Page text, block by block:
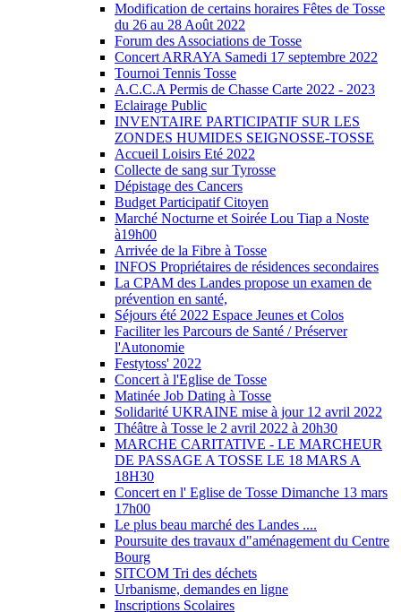
Modification de certains horaires Fêtes de Tosse
du 26 au 28 Août 2022
Forum des Associations de Tosse
Concert ARRAYA Samedi 17 septembre 2022
Tournoi Tennis Tosse
A.C.C.A Permis de Chasse Carte 2022 - 2023
Eclairage Public
INVENTAIRE PARTICIPATIF SUR LES
ZONDES HUMIDES SEIGNOSSE-TOSSE
Accueil Loisirs Eté 2022
Collecte de sang sur Tyrosse
Dépistage des Cancers
Budget Participatif Citoyen
Marché Nocturne et Soirée Lou Tiap a Noste
à19h00
Arrivée de la Fibre à Tosse
INFOS Propriétaires de résidences secondaires
La CPAM des Landes propose un examen de
prévention en santé,
Séjours été 2022 Espace Jeunes et Colos
Faciliter les Parcours de Santé / Préserver
l'Autonomie
Festytoss' 2022
Concert à l'Eglise de Tosse
Matinée Job Dating à Tosse
Solidarité UKRAINE mise à jour 12 avril 2022
Théâtre à Tosse le 2 avril 2022 à 20h30
MARCHE CARITATIVE - LE MARCHEUR
DE PASSAGE A TOSSE LE 18 MARS A
18H30
Concert en l' Eglise de Tosse Dimanche 13 mars
17h00
Le plus beau marché des Landes ....
Poursuite des travaux d"aménagement du Centre
Bourg
SITCOM Tri des déchets
Urbanisme, demandes en ligne
Inscriptions Scolaires